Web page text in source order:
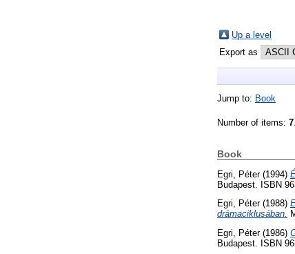
Up a level
Export as
Jump to: Book
Number of items: 7
Book
Egri, Péter(1994)
Budapest. ISBN
Egri, Péter(1988)
drámaciklusában.
Egri, Péter(1986)
Budapest. ISBN